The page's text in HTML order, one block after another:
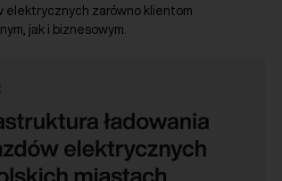
elektrycznych zarówno klientom
jak i biznesowym.